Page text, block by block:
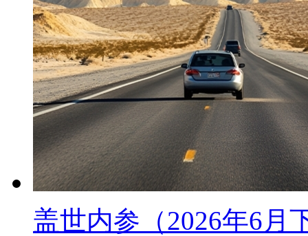
盖世内参（2026年6月